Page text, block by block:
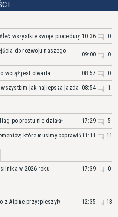
wszystkie swoje procedury 10:36 0
do rozwoju naszego
09:00 0
wciąż jest otwarta 08:57 0
wszystkim jak najlepsza jazda 08:54 1
po prostu nie działał 17:29 5
które musimy poprawić 11:11 11
w 2026 roku 17:39 0
z Alpine przyspieszyły 12:35 13